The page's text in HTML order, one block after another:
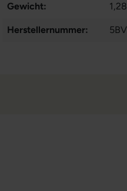
Gewicht:
Herstellernummer: